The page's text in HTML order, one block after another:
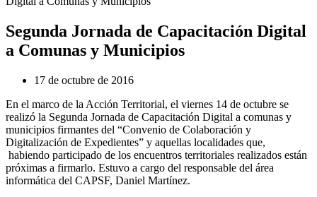
Segunda Jornada de Capacitación Digital
a Comunas y Municipios
17 de octubre de 2016
En el marco de la Acción Territorial, el viernes 14 de octubre se
realizó la Segunda Jornada de Capacitación Digital a comunas y
municipios firmantes del “Convenio de Colaboración y
Digitalización de Expedientes” y aquellas localidades que,
habiendo participado de los encuentros territoriales realizados están
próximas a firmarlo. Estuvo a cargo del responsable del área
informática del CAPSF, Daniel Martínez.